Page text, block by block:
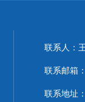
联系人：
联系邮箱
联系地址